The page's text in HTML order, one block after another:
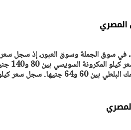
ترصد "أصول مصر" أسعار السمك اليوم الثلاثاء 30 - 7 – 2024، في سوق الجملة وسوق العبور، إذ سجل سعر
سجل سعر كيلو السمك البلطي بين 60 و64
افتتاح «إيجبس 2026»